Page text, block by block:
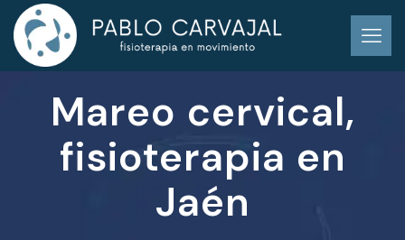
Mareo cervical,
fisioterapia en
Jaén